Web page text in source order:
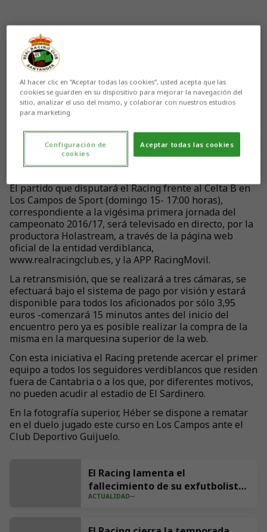
Aún no hay reacciones. ¡Sé el primero!
El partido que disputará el Racing frente al Celta B en
Los Campos de Sport (domingo 15- 17:00 horas),
correspondiente a la vigésima primera jornada del
campeonato 2016/17, será televisado en directo, por la
productora Holastream, a través de la página web
oficial de la entidad verdiblanca,
www.realracingclub.es, y la APP RacingMovil.
La retransmisión, que se realizará a tres cámaras, se
efectuará bajo el sistema de pago por visión y estará
disponible para todos los aficionados por sólo 3,95
euros -comenzará 15 minutos antes del inicio del
encuentro pero ya es posible realizar la compra de la
misma en la marquesina superior de la web.
Con esta iniciativa el Racing pretende acercar el primer
equipo a todos los seguidores verdiblancos que residen
fuera de Cantabria o a los que, por diferentes motivos,
no pueden acudir al estadio de El Sardinero.
En la fotografía superior, Héber se dispone a rematar
en el duelo jugado este curso en Los Campos ante el
Club Deportivo Guijuelo.
El Racing lamenta el
fallecimiento de su exfutbolista
Andrés Parada ‘Suco’
ACTUALIDAD
Al hacer clic en “Aceptar todas las cookies”, usted acepta que las
cookies se guarden en su dispositivo para mejorar la navegación del
sitio, analizar el uso del mismo, y colaborar con nuestros estudios
para marketing.
Aceptar todas las cookies
Configuración de
cookies